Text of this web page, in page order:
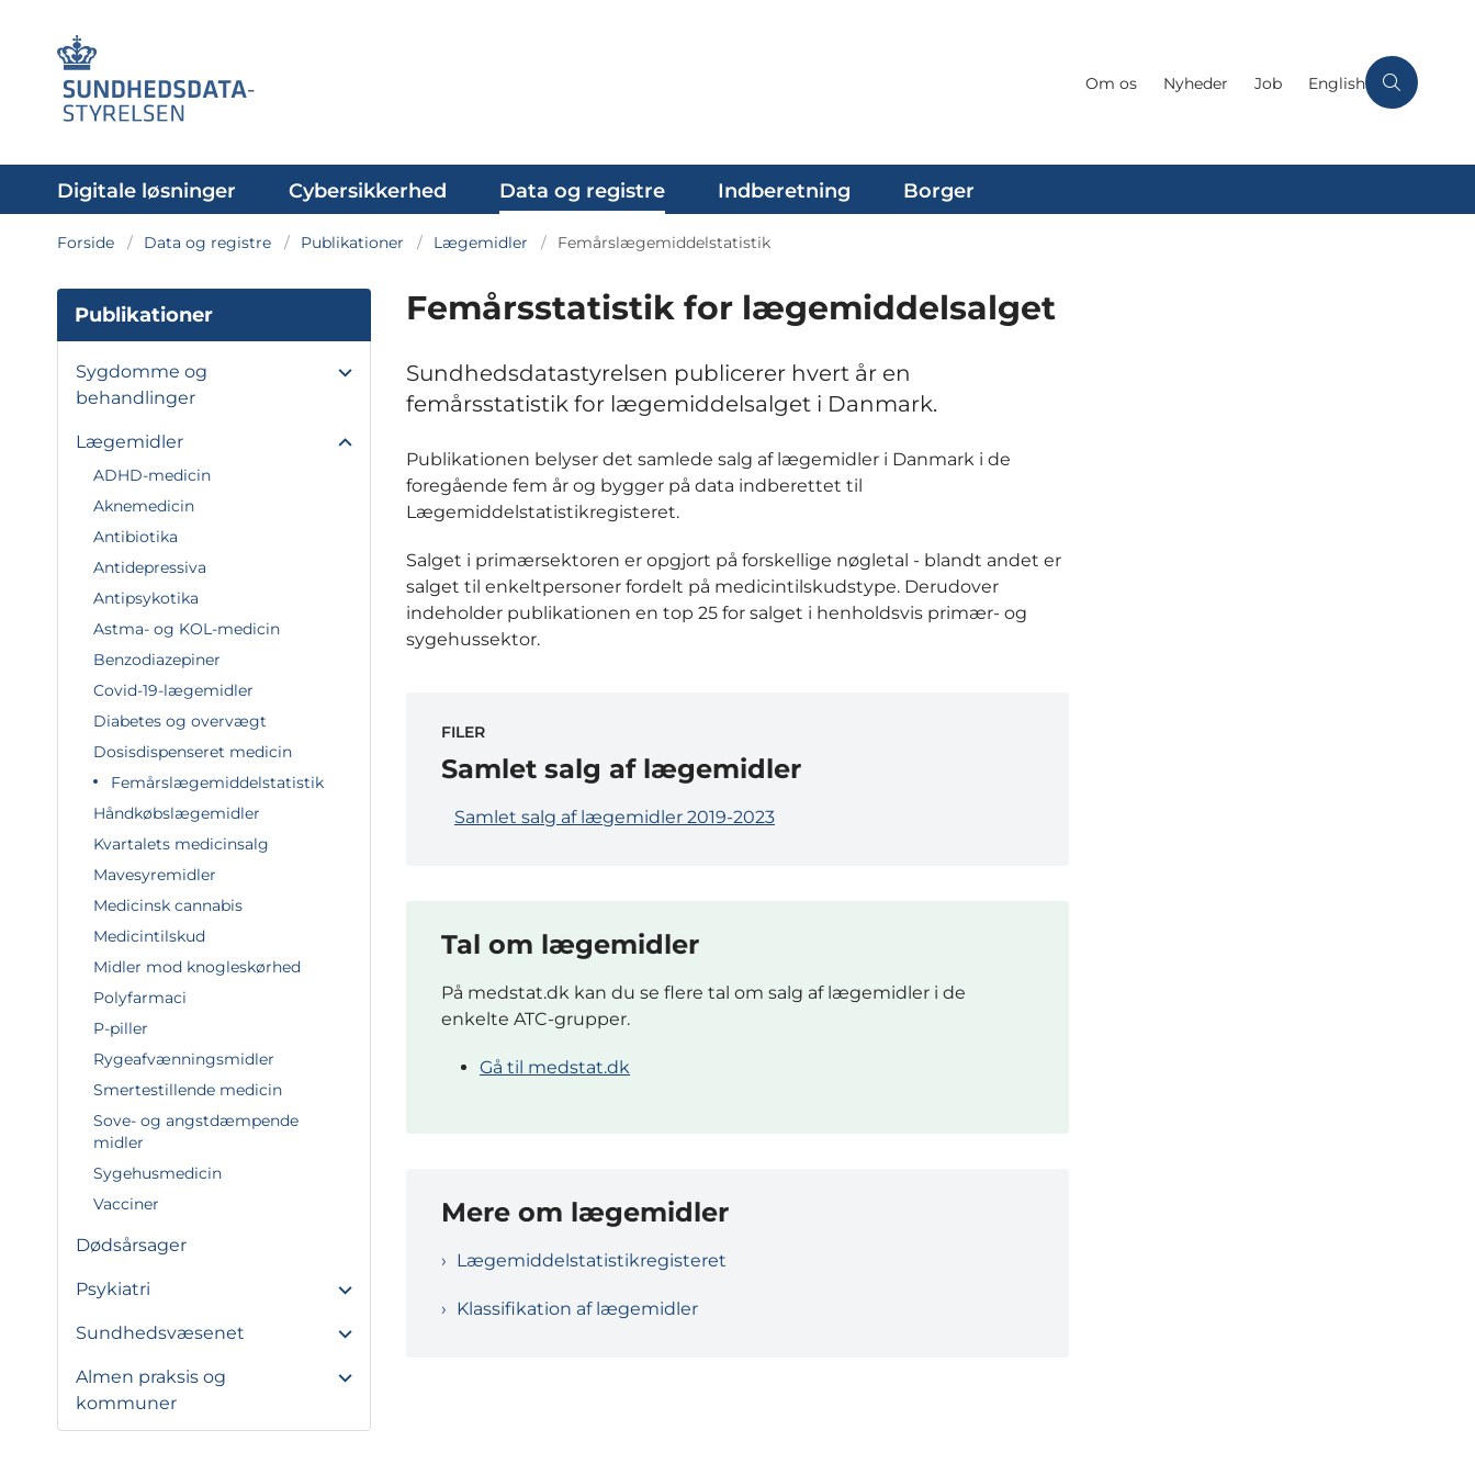
Om os Nyheder Job English
Digitale løsninger Cybersikkerhed Data og registre Indberetning Borger
Forside Data og registre Publikationer Lægemidler Femårslægemiddelstatistik
Publikationer
Sygdomme og
behandlinger
Lægemidler
ADHD-medicin
Aknemedicin
Antibiotika
Antidepressiva
Antipsykotika
Astma- og KOL-medicin
Benzodiazepiner
Covid-19-lægemidler
Diabetes og overvægt
Dosisdispenseret medicin
Femårslægemiddelstatistik
Håndkøbslægemidler
Kvartalets medicinsalg
Mavesyremidler
Medicinsk cannabis
Medicintilskud
Midler mod knogleskørhed
Polyfarmaci
P-piller
Rygeafvænningsmidler
Smertestillende medicin
Sove- og angstdæmpende
midler
Sygehusmedicin
Vacciner
Dødsårsager
Psykiatri
Sundhedsvæsenet
Almen praksis og
kommuner
Femårsstatistik for lægemiddelsalget
Sundhedsdatastyrelsen publicerer hvert år en
femårsstatistik for lægemiddelsalget i Danmark.
Publikationen belyser det samlede salg af lægemidler i Danmark i de
foregående fem år og bygger på data indberettet til
Lægemiddelstatistikregisteret.
Salget i primærsektoren er opgjort på forskellige nøgletal - blandt andet er
salget til enkeltpersoner fordelt på medicintilskudstype. Derudover
indeholder publikationen en top 25 for salget i henholdsvis primær- og
sygehussektor.
FILER
Samlet salg af lægemidler
Samlet salg af lægemidler 2019-2023
Tal om lægemidler
På medstat.dk kan du se flere tal om salg af lægemidler i de
enkelte ATC-grupper.
Gå til medstat.dk
Mere om lægemidler
Lægemiddelstatistikregisteret
Klassifikation af lægemidler